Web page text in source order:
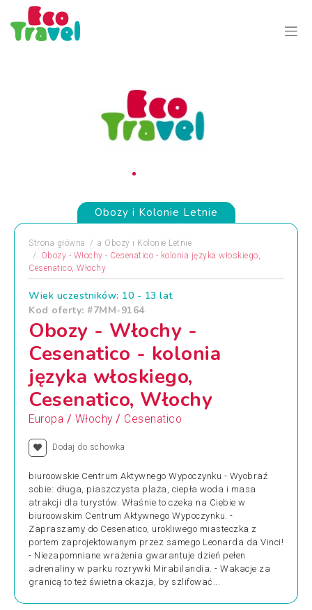
Obozy i Kolonie Letnie
Strona główna a Obozy i Kolonie Letnie
Obozy - Włochy - Cesenatico - kolonia języka włoskiego,
Cesenatico, Włochy
Wiek uczestników: 10 - 13 lat
Kod oferty: #7MM-9164
Obozy - Włochy -
Cesenatico - kolonia
języka włoskiego,
Cesenatico, Włochy
Europa / Włochy / Cesenatico
Dodaj do schowka
biuroowskie Centrum Aktywnego Wypoczynku - Wyobraź
sobie: długa, piaszczysta plaża, ciepła woda i masa
atrakcji dla turystów. Właśnie to czeka na Ciebie w
biuroowskim Centrum Aktywnego Wypoczynku. -
Zapraszamy do Cesenatico, urokliwego miasteczka z
portem zaprojektowanym przez samego Leonarda da Vinci!
- Niezapomniane wrażenia gwarantuje dzień pełen
adrenaliny w parku rozrywki Mirabilandia. - Wakacje za
granicą to też świetna okazja, by szlifować...